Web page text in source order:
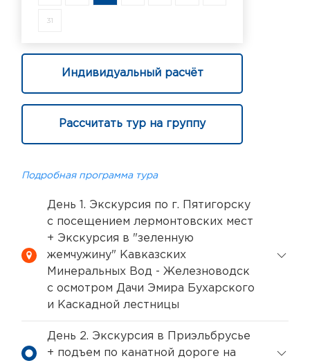
31
Индивидуальный расчёт
Рассчитать тур на группу
Подробная программа тура
День 1. Экскурсия по г. Пятигорску
с посещением лермонтовских мест
+ Экскурсия в "зеленную
жемчужину" Кавказских
Минеральных Вод - Железноводск
с осмотром Дачи Эмира Бухарского
и Каскадной лестницы
День 2. Экскурсия в Приэльбрусье
+ подъем по канатной дороге на